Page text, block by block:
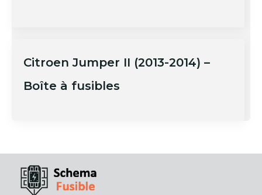
Citroen Jumper II (2013-2014) –
Boîte à fusibles